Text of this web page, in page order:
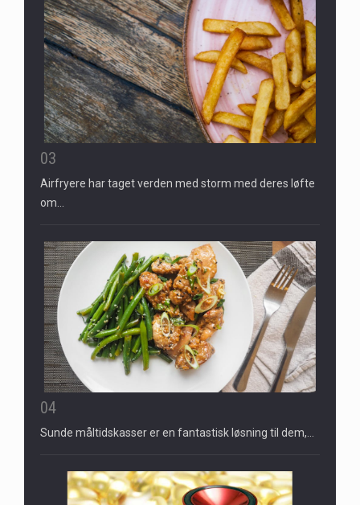
03
Airfryere har taget verden med storm med deres løfte
om…
04
Sunde måltidskasser er en fantastisk løsning til dem,…